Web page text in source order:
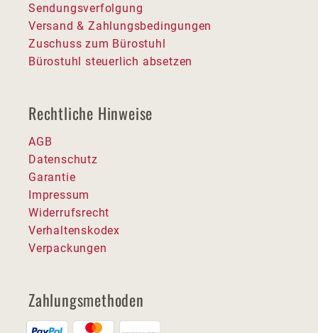
Sendungsverfolgung
Versand & Zahlungsbedingungen
Zuschuss zum Bürostuhl
Bürostuhl steuerlich absetzen
Rechtliche Hinweise
AGB
Datenschutz
Garantie
Impressum
Widerrufsrecht
Verhaltenskodex
Verpackungen
Zahlungsmethoden